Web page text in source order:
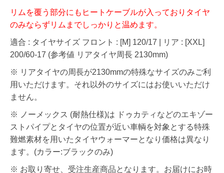
リムを覆う部分にもヒートケーブルが入っておりタイヤ
のみならずリムまでしっかりと温めます。
適合 : タイヤサイズ フロント : [M] 120/17 | リア : [XXL]
200/60-17 (参考値 リアタイヤ周長 2130mm)
※ リアタイヤの周長が2130mmの特殊なサイズのみご利
用いただけます。それ以外のサイズにはお使いいただけ
ません。
※ ノーメックス (耐熱仕様)は ドゥカティなどのエキゾー
ストパイプとタイヤの位置が近い車輌を対象とする特殊
難燃素材を用いたタイヤウォーマーとなり価格は異なり
ます。(カラー:ブラックのみ)
※ お取り寄せ、受注生産商品となります。お届けにお時